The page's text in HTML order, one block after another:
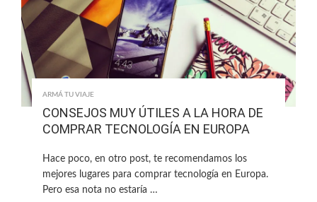
ARMÁ TU VIAJE
CONSEJOS MUY ÚTILES A LA HORA DE
COMPRAR TECNOLOGÍA EN EUROPA
Hace poco, en otro post, te recomendamos los
mejores lugares para comprar tecnología en Europa.
Pero esa nota no estaría …